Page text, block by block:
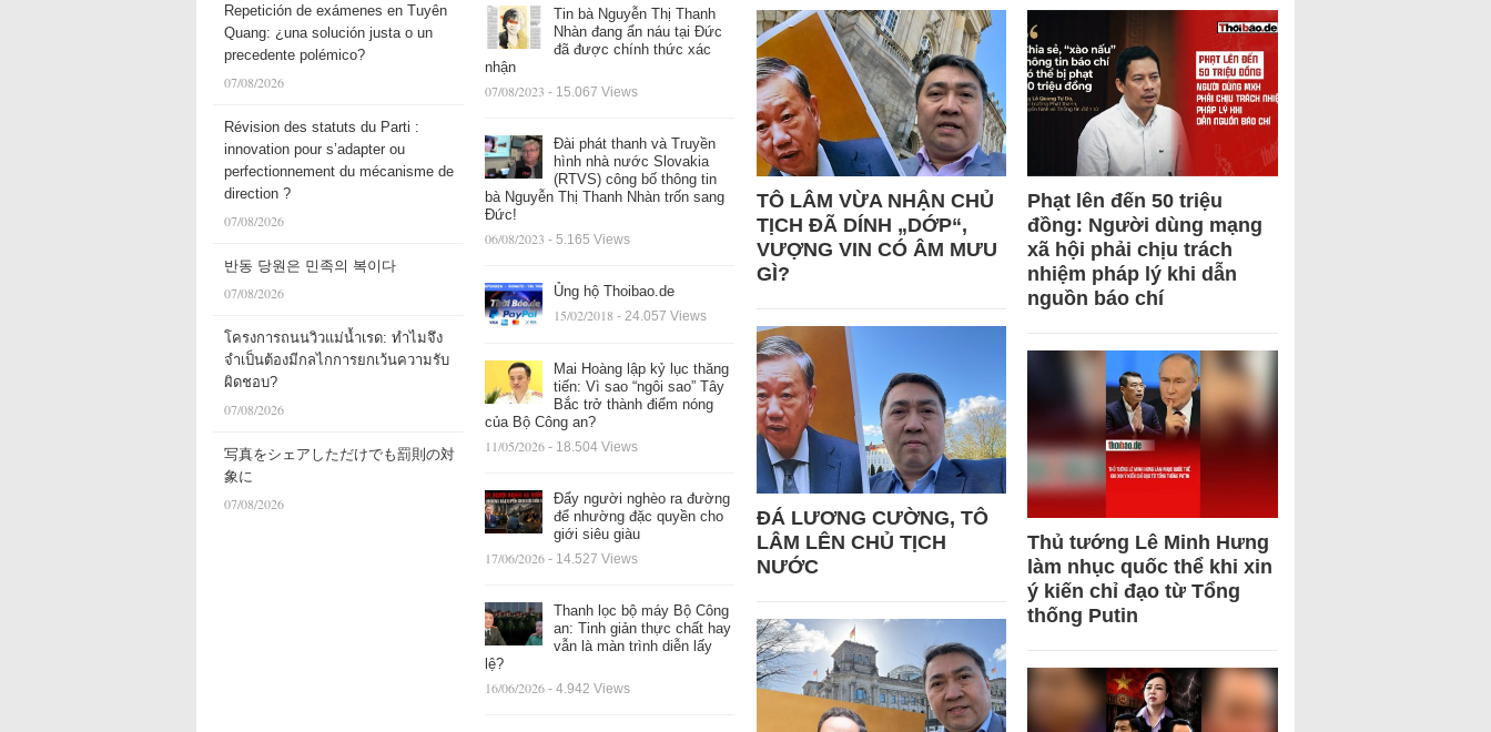
Repetición de exámenes en Tuyên
Quang: ¿una solución justa o un
precedente polémico?
07/08/2026
Révision des statuts du Parti :
innovation pour s’adapter ou
perfectionnement du mécanisme de
direction ?
07/08/2026
반동 당원은 민족의 복이다
07/08/2026
โครงการถนนวิวแม่น้ำเรด: ทำไมจึง
จำเป็นต้องมีกลไกการยกเว้นความรับ
ผิดชอบ?
07/08/2026
写真をシェアしただけでも罰則の対
象に
07/08/2026
Tin bà Nguyễn Thị Thanh
Nhàn đang ẩn náu tại Đức
đã được chính thức xác
nhận
07/08/2023 - 15.067 Views
Đài phát thanh và Truyền
hình nhà nước Slovakia
(RTVS) công bố thông tin
bà Nguyễn Thị Thanh Nhàn trốn sang
Đức!
06/08/2023 - 5.165 Views
Ủng hộ Thoibao.de
15/02/2018 - 24.057 Views
Mai Hoàng lập kỷ lục thăng
tiến: Vì sao “ngôi sao” Tây
Bắc trở thành điểm nóng
của Bộ Công an?
11/05/2026 - 18.504 Views
Đẩy người nghèo ra đường
để nhường đặc quyền cho
giới siêu giàu
17/06/2026 - 14.527 Views
Thanh lọc bộ máy Bộ Công
an: Tinh giản thực chất hay
vẫn là màn trình diễn lấy
lệ?
16/06/2026 - 4.942 Views
TÔ LÂM VỪA NHẬN CHỦ
TỊCH ĐÃ DÍNH „DỚP“,
VƯỢNG VIN CÓ ÂM MƯU
GÌ?
ĐÁ LƯƠNG CƯỜNG, TÔ
LÂM LÊN CHỦ TỊCH
NƯỚC
Phạt lên đến 50 triệu
đồng: Người dùng mạng
xã hội phải chịu trách
nhiệm pháp lý khi dẫn
nguồn báo chí
Thủ tướng Lê Minh Hưng
làm nhục quốc thể khi xin
ý kiến chỉ đạo từ Tổng
thống Putin